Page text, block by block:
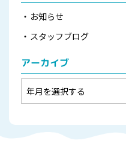
お知らせ
スタッフブログ
アーカイブ